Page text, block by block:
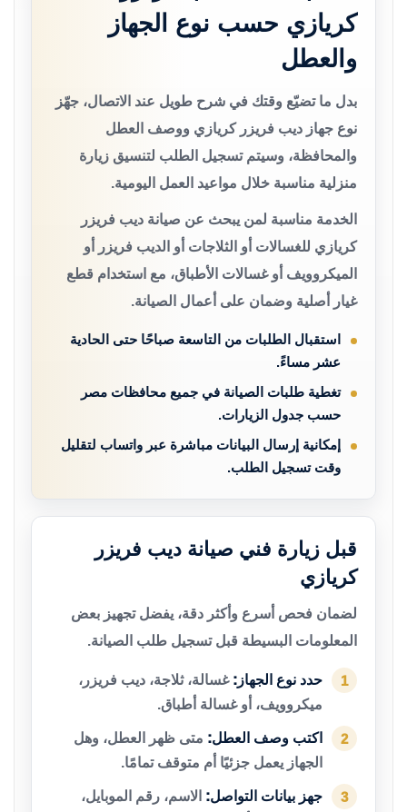
كريازي حسب نوع الجهاز
والعطل
بدل ما تضيّع وقتك في شرح طويل عند الاتصال، جهّز
نوع جهاز ديب فريزر كريازي ووصف العطل
والمحافظة، وسيتم تسجيل الطلب لتنسيق زيارة
منزلية مناسبة خلال مواعيد العمل اليومية.
الخدمة مناسبة لمن يبحث عن صيانة ديب فريزر
كريازي للغسالات أو الثلاجات أو الديب فريزر أو
الميكروويف أو غسالات الأطباق، مع استخدام قطع
غيار أصلية وضمان على أعمال الصيانة.
استقبال الطلبات من التاسعة صباحًا حتى الحادية
عشر مساءً.
تغطية طلبات الصيانة في جميع محافظات مصر
حسب جدول الزيارات.
إمكانية إرسال البيانات مباشرة عبر واتساب لتقليل
وقت تسجيل الطلب.
قبل زيارة فني صيانة ديب فريزر
كريازي
لضمان فحص أسرع وأكثر دقة، يفضل تجهيز بعض
المعلومات البسيطة قبل تسجيل طلب الصيانة.
1 حدد نوع الجهاز: غسالة، ثلاجة، ديب فريزر،
ميكروويف، أو غسالة أطباق.
2 اكتب وصف العطل: متى ظهر العطل، وهل
الجهاز يعمل جزئيًا أم متوقف تمامًا.
3 جهز بيانات التواصل: الاسم، رقم الموبايل،